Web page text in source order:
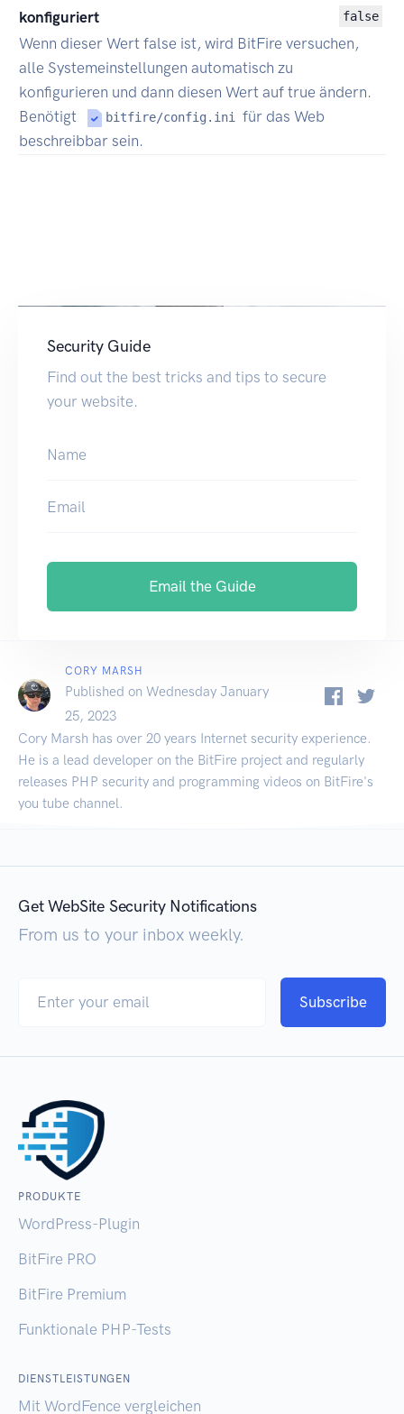
konfiguriert false
Wenn dieser Wert false ist, wird BitFire versuchen,
alle Systemeinstellungen automatisch zu
konfigurieren und dann diesen Wert auf true ändern.
Benötigt
bitfire/config.ini
für das Web
beschreibbar sein.
Security Guide
Find out the best tricks and tips to secure
your website.
Name
Email
Email the Guide
CORY MARSH
Published on Wednesday January
25, 2023
Cory Marsh has over 20 years Internet security experience.
He is a lead developer on the BitFire project and regularly
releases PHP security and programming videos on BitFire's
you tube channel.
Get WebSite Security Notifications
From us to your inbox weekly.
Subscribe
PRODUKTE
WordPress-Plugin
BitFire PRO
BitFire Premium
Funktionale PHP-Tests
DIENSTLEISTUNGEN
Mit WordFence vergleichen